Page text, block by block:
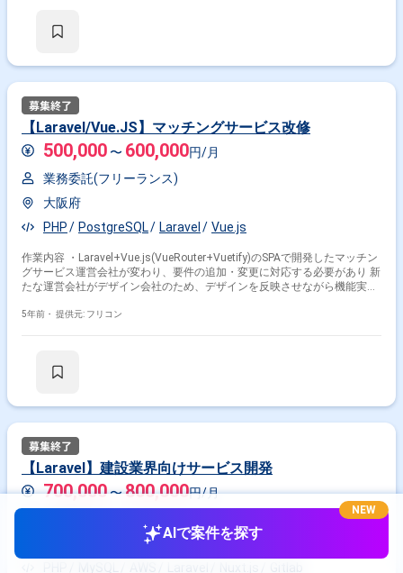
【Laravel/Vue.JS】マッチングサービス改修
500,000 〜 600,000円/月
業務委託(フリーランス)
大阪府
PHP
PostgreSQL Laravel Vue.js
作業内容 ・Laravel+Vue.js(VueRouter+Vuetify)のSPAで開発したマッチン
グサービス運営会社が変わり、要件の追加・変更に対応する必要があり 新
たな運営会社がデザイン会社のため、デザインを反映させながら機能実装
5年前・ 提供元: フリコン
【Laravel】建設業界向けサービス開発
700,000〜800,000円/月
AIで案件を探す
NEW